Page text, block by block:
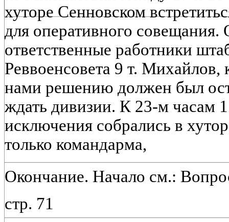
хуторе Сенновском
для оперативного совещания.
ответственные работники
Реввоенсовета 9 т.
нами решению должен был
ждать дивизии. К 23-м часам
исключения собрались в
только командарма,
Окончание. Начало см.:
стр. 71